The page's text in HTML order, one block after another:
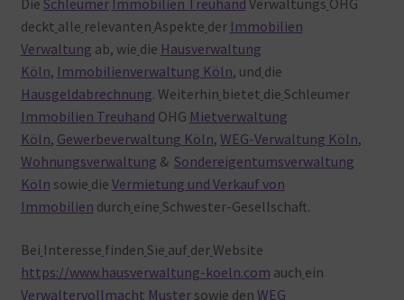
deckt alle relevanten Aspekte der Immobilien
Verwaltung ab, wie die Hausverwaltung
Köln, Immobilienverwaltung Köln, und die
Hausgeldabrechnung. Weiterhin bietet die Schleumer
Immobilien Treuhand OHG Mietverwaltung
Köln, Gewerbeverwaltung Köln, WEG-Verwaltung Köln,
Wohnungsverwaltung & Sondereigentumsverwaltung
Köln sowie die Vermietung und Verkauf von
Immobilien durch eine Schwester-Gesellschaft.
Bei Interesse finden Sie auf der Website
https://www.hausverwaltung-koeln.com auch ein
Verwaltervollmacht Mustersowie den WEG